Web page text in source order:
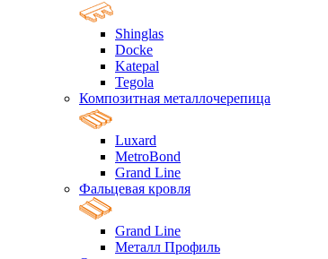
Shinglas
Docke
Katepal
Tegola
Композитная металлочерепица
Luxard
MetroBond
Grand Line
Фальцевая кровля
Grand Line
Металл Профиль